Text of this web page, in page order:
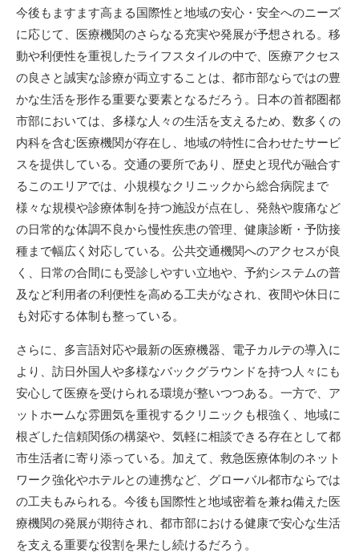
今後もますます高まる国際性と地域の安心・安全へのニーズ
に応じて、医療機関のさらなる充実や発展が予想される。移
動や利便性を重視したライフスタイルの中で、医療アクセス
の良さと誠実な診療が両立することは、都市部ならではの豊
かな生活を形作る重要な要素となるだろう。日本の首都圏都
市部においては、多様な人々の生活を支えるため、数多くの
内科を含む医療機関が存在し、地域の特性に合わせたサービ
スを提供している。交通の要所であり、歴史と現代が融合す
るこのエリアでは、小規模なクリニックから総合病院まで
様々な規模や診療体制を持つ施設が点在し、発熱や腹痛など
の日常的な体調不良から慢性疾患の管理、健康診断・予防接
種まで幅広く対応している。公共交通機関へのアクセスが良
く、日常の合間にも受診しやすい立地や、予約システムの普
及など利用者の利便性を高める工夫がなされ、夜間や休日に
も対応する体制も整っている。
さらに、多言語対応や最新の医療機器、電子カルテの導入に
より、訪日外国人や多様なバックグラウンドを持つ人々にも
安心して医療を受けられる環境が整いつつある。一方で、ア
ットホームな雰囲気を重視するクリニックも根強く、地域に
根ざした信頼関係の構築や、気軽に相談できる存在として都
市生活者に寄り添っている。加えて、救急医療体制のネット
ワーク強化やホテルとの連携など、グローバル都市ならでは
の工夫もみられる。今後も国際性と地域密着を兼ね備えた医
療機関の発展が期待され、都市部における健康で安心な生活
を支える重要な役割を果たし続けるだろう。